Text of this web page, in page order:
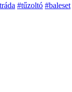
#tűzoltó #baleset